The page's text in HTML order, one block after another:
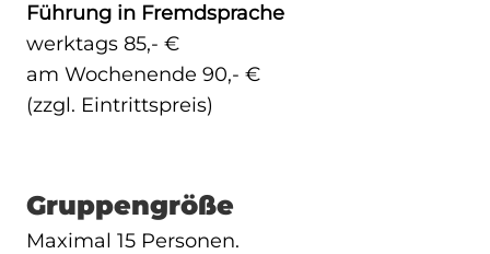
Führung in Fremdsprache
werktags 85,- €
am Wochenende 90,- €
(zzgl. Eintrittspreis)
Gruppengröße
Maximal 15 Personen.